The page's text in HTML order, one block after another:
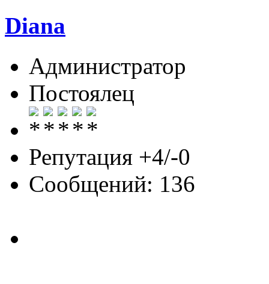
Diana
Администратор
Постоялец
Репутация +4/-0
Сообщений: 136